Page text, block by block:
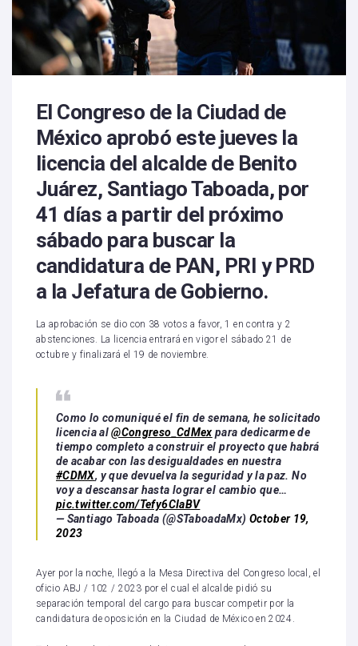
El Congreso de la Ciudad de
México aprobó este jueves la
licencia del alcalde de Benito
Juárez, Santiago Taboada, por
41 días a partir del próximo
sábado para buscar la
candidatura de PAN, PRI y PRD
a la Jefatura de Gobierno.
La aprobación se dio con 38 votos a favor, 1 en contra y 2
abstenciones. La licencia entrará en vigor el sábado 21 de
octubre y finalizará el 19 de noviembre.
Como lo comuniqué el fin de semana, he solicitado
licencia al@Congreso_CdMex para dedicarme de
tiempo completo a construir el proyecto que habrá
de acabar con las desigualdades en nuestra
#CDMX, y que devuelva la seguridad y la paz. No
voy a descansar hasta lograr el cambio que…
pic.twitter.com/Tefy6CIaBV
— Santiago Taboada (@STaboadaMx) October 19,
2023
Ayer por la noche, llegó a la Mesa Directiva del Congreso local, el
oficio ABJ / 102 / 2023 por el cual el alcalde pidió su
separación temporal del cargo para buscar competir por la
candidatura de oposición en la Ciudad de México en 2024.